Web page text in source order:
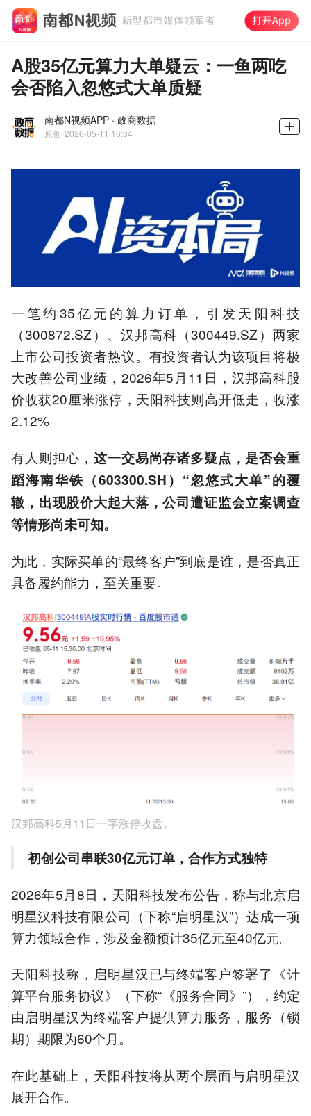
A股35亿元算力大单疑云：一鱼两吃
会否陷入忽悠式大单质疑
南都N视频APP · 政商数据
原创 2026-05-11 16:34
一笔约35亿元的算力订单，引发天阳科技
（300872.SZ）、汉邦高科（300449.SZ）两家
上市公司投资者热议。有投资者认为该项目将极
大改善公司业绩，2026年5月11日，汉邦高科股
价收获20厘米涨停，天阳科技则高开低走，收涨
2.12%。
有人则担心，这一交易尚存诸多疑点，是否会重
蹈海南华铁（603300.SH ） “忽悠式大单”的覆
辙，出现股价大起大落，公司遭证监会立案调查
等情形尚未可知。
为此，实际买单的“最终客户”到底是谁，是否真正
具备履约能力，至关重要。
汉邦高科5月11日一字涨停收盘。
初创公司串联30亿元订单，合作方式独特
2026年5月8日，天阳科技发布公告，称与北京启
明星汉科技有限公司（下称“启明星汉”）达成一项
算力领域合作，涉及金额预计35亿元至40亿元。
天阳科技称，启明星汉已与终端客户签署了《计
算平台服务协议》（下称“《服务合同》”），约定
由启明星汉为终端客户提供算力服务，服务（锁
期）期限为60个月。
在此基础上，天阳科技将从两个层面与启明星汉
展开合作。